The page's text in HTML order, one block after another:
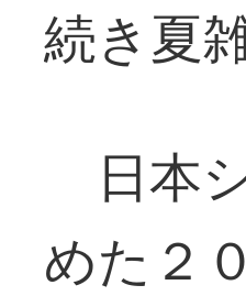
続き夏
日本
めた２